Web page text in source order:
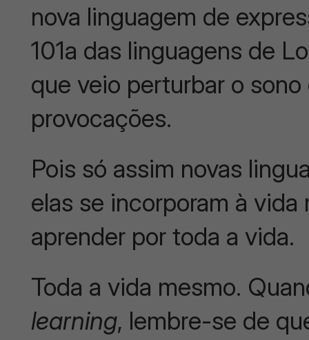
nova linguagem de
101a das linguagens de
que veio perturbar o
provocações.
Pois só assim novas
elas se incorporam à
aprender por toda a vida.
Toda a vida mesmo.
learning, lembre-se de